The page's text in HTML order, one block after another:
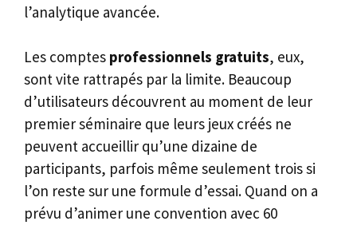
l’analytique avancée.
Les comptes professionnels gratuits, eux,
sont vite rattrapés par la limite. Beaucoup
d’utilisateurs découvrent au moment de leur
premier séminaire que leurs jeux créés ne
peuvent accueillir qu’une dizaine de
participants, parfois même seulement trois si
l’on reste sur une formule d’essai. Quand on a
prévu d’animer une convention avec 60